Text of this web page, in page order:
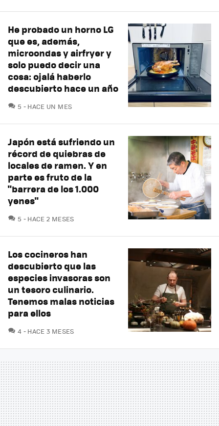
He probado un horno LG
que es, además,
microondas y airfryer y
solo puedo decir una
cosa: ojalá haberlo
descubierto hace un año
5 COMENTARIOS
HACE UN MES
Japón está sufriendo un
récord de quiebras de
locales de ramen. Y en
parte es fruto de la
"barrera de los 1.000
yenes"
5 COMENTARIOS
HACE 2 MESES
Los cocineros han
descubierto que las
especies invasoras son
un tesoro culinario.
Tenemos malas noticias
para ellos
4 COMENTARIOS
HACE 3 MESES